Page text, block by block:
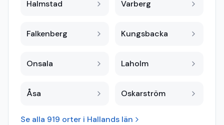
Halmstad Varberg
Falkenberg Kungsbacka
Onsala Laholm
Åsa Oskarström
Se alla 919 orter i Hallands län